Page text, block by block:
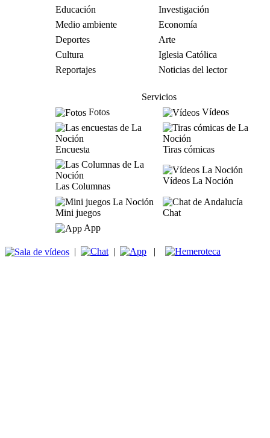
Educación
Investigación
Medio ambiente
Economía
Deportes
Arte
Cultura
Iglesia Católica
Reportajes
Noticias del lector
Servicios
Fotos
Vídeos
Encuesta Tiras cómicas
Las Columnas
Vídeos La Noción
Mini juegos
Chat
App
| | |